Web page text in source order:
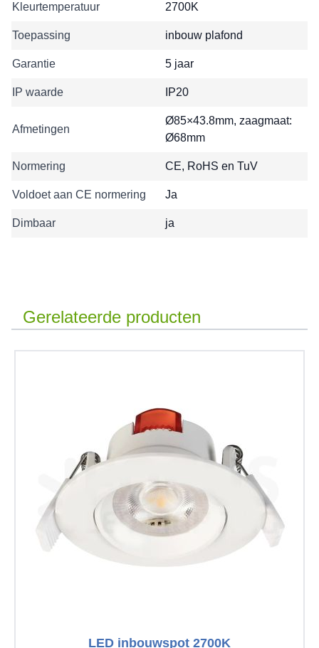
Kleurtemperatuur 2700K
Toepassing inbouw plafond
Garantie 5 jaar
IP waarde IP20
Afmetingen
Ø85×43.8mm, zaagmaat:
Ø68mm
Normering CE, RoHS en TuV
Voldoet aan CE normering Ja
Dimbaar ja
Gerelateerde producten
LED inbouwspot 2700K